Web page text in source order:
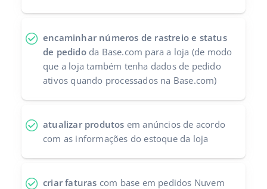
encaminhar números de rastreio e status
de pedidoda Base.com para a loja (de modo
que a loja também tenha dados de pedido
ativos quando processados ​​na Base.com)
atualizar produtos em anúncios de acordo
com as informações do estoque da loja
criar faturas com base em pedidos Nuvem